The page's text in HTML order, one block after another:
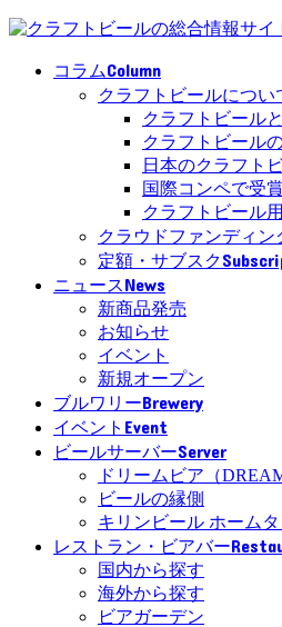
コラムColumn
クラフトビールについ
クラフトビール
クラフトビール
日本のクラフト
国際コンペで受
クラフトビール
クラウドファンディン
定額・サブスク
ニュースNews
新商品発売
お知らせ
イベント
新規オープン
ブルワリーBrewery
イベント Event
ビールサーバーServer
ドリームビア（
ビールの縁側
キリンビール ホーム
レストラン・ビアバー
国内から探す
海外から探す
ビアガーデン